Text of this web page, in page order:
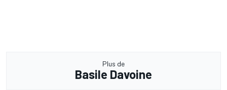
Plus de
Basile Davoine